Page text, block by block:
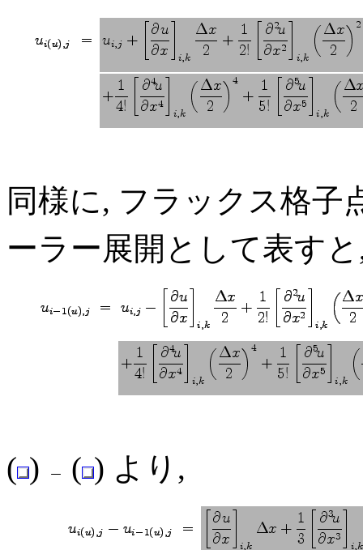
同様に, フラックス格子
ーラー展開として表す
( ) ( ) より,